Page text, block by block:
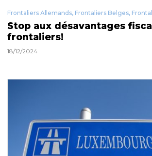
Frontaliers Allemands, Frontaliers Belges,
Stop aux désavantages
frontaliers!
18/12/2024